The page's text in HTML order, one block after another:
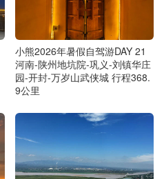
小熊2026年暑假自驾游DAY 21
河南-陕州地坑院-巩义-刘镇华庄
园-开封-万岁山武侠城 行程368.
9公里